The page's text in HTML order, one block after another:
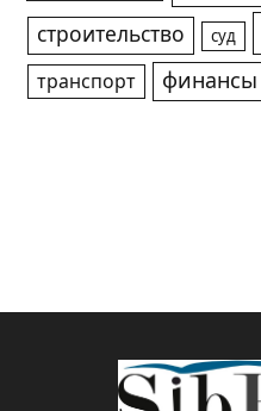
строительство суд
транспорт финансы